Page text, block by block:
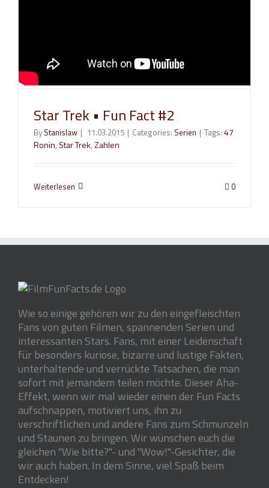
Star Trek • Fun Fact #2
By Stanislaw | 11.03.2015 | Categories: Serien | Tags:47
Ronin, Star Trek,Zahlen
Weiterlesen 0
Wie so einige gehören wir zu den eingefleischten
Fans von guten Filmen, spannenden Serien und
interessanten Stars. Fans, mit einer Leidenschaft
für besonders kuriose, bizarre und lustige Fakten,
unterhaltende und verrückte Tatsachen, die man
sofort mit jemandem teilen möchte. Dieser Aha-
Effekt, wenn wir mal wieder einen der Fun Facts
aufschnappen, motiviert uns, ihn zu
verschriftlichen und andere Fans zum Schmunzeln
und Staunen zu bringen. Wir wünschen euch die
gleichen "Wie bitte?"- und "Wow!"-Gesichter, die
wir auch haben. In dem Sinne, viel Spaß beim
Entdecken!